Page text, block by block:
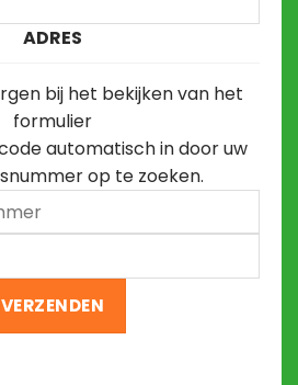
bij het bekijken van het
formulier
ADRES
automatisch in door uw
op te zoeken.